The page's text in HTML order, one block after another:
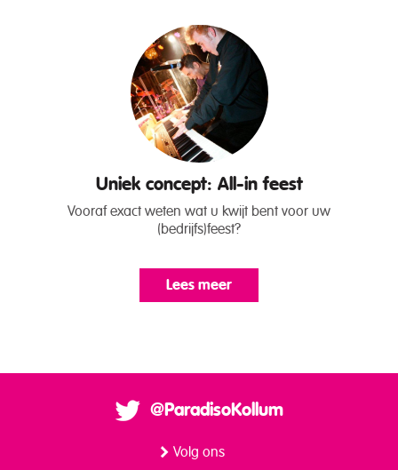
Uniek concept: All-in feest
Vooraf exact weten wat u kwijt bent voor uw
(bedrijfs)feest?
Lees meer
@ParadisoKollum
Volg ons